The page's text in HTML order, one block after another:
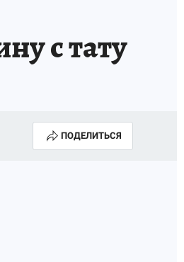
с тату
ПОДЕЛИТЬСЯ